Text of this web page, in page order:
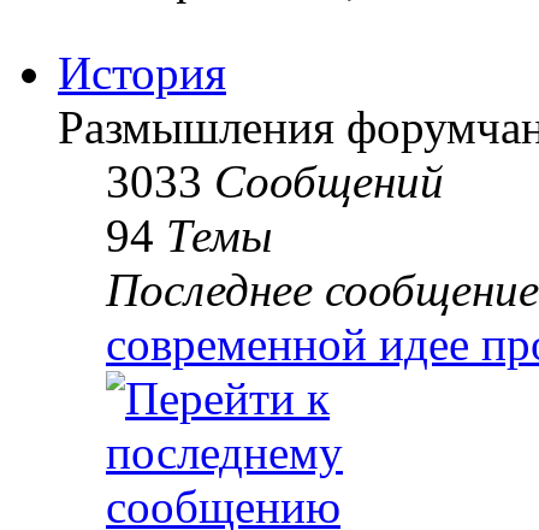
История
Размышления
3033 Сообщений
94 Темы
Последнее сообщение
современной идее